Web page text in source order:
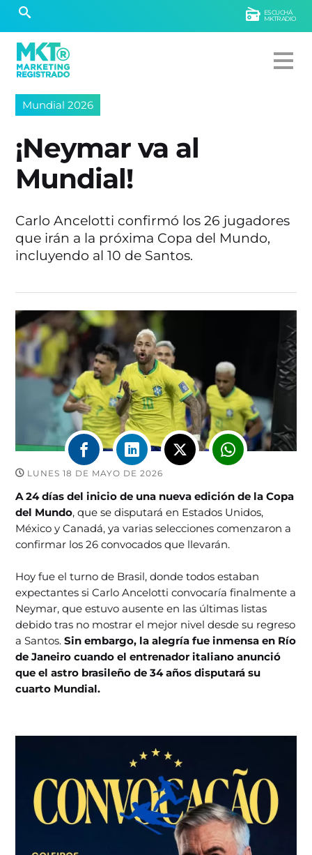
ESCUCHÁ
MKTRADIO
Mundial 2026
¡Neymar va al
Mundial!
Carlo Ancelotti confirmó los 26 jugadores
que irán a la próxima Copa del Mundo,
incluyendo al 10 de Santos.
LUNES 18 DE MAYO DE 2026
A 24 días del inicio de una nueva edición de la Copa
del Mundo, que se disputará en Estados Unidos,
México y Canadá, ya varias selecciones comenzaron a
confirmar los 26 convocados que llevarán.
Hoy fue el turno de Brasil, donde todos estaban
expectantes si Carlo Ancelotti convocaría finalmente a
Neymar, que estuvo ausente en las últimas listas
debido tras no mostrar el mejor nivel desde su regreso
a Santos.Sin embargo, la alegría fue inmensa en Río
de Janeiro cuando el entrenador italiano anunció
que el astro brasileño de 34 años disputará su
cuarto Mundial.